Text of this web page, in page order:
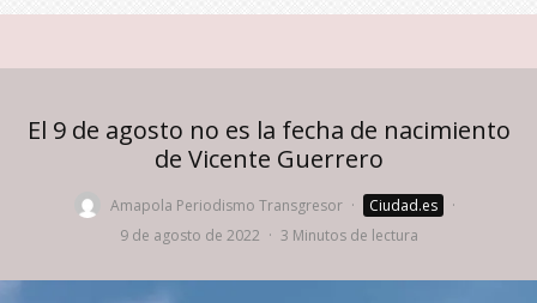
El 9 de agosto no es la fecha de nacimiento
de Vicente Guerrero
Amapola Periodismo Transgresor · Ciudad.es
·
9 de agosto de 2022 · 3 Minutos de lectura